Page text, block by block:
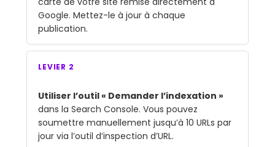
Google. Mettez-le à jour à chaque
publication.
LEVIER 2
Utiliser l’outil « Demander l’indexation »
dans la Search Console. Vous pouvez
soumettre manuellement jusqu’à 10 URLs par
jour via l’outil d’inspection d’URL.